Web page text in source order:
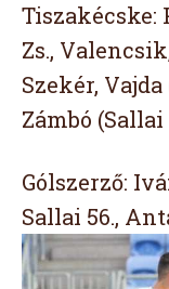
Tiszakécske:
Zs.,
Szekér, Vajda
Zámbó (Sallai
Gólszerző:
Sallai 56.,